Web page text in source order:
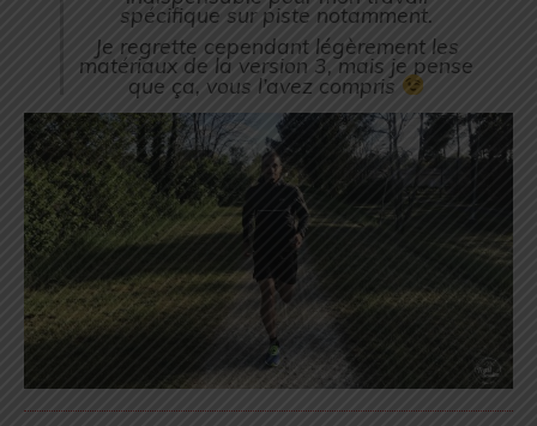
spécifique sur piste notamment.
Je regrette cependant légèrement les
matériaux de la version 3, mais je pense
que ça, vous l’avez compris